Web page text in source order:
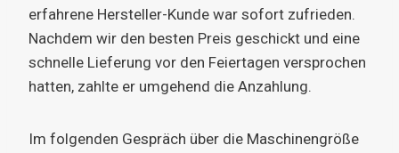
erfahrene Hersteller-Kunde war sofort zufrieden.
Nachdem wir den besten Preis geschickt und eine
schnelle Lieferung vor den Feiertagen versprochen
hatten, zahlte er umgehend die Anzahlung.
Im folgenden Gespräch über die Maschinengröße